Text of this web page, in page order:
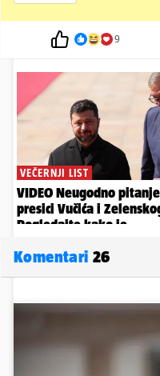
9
Komentari 26